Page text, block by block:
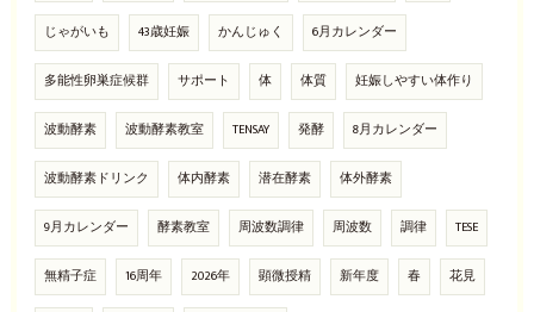
じゃがいも 43歳妊娠 かんじゅく 6月カレンダー
多能性卵巣症候群 サポート 体 体質 妊娠しやすい体作り
波動酵素 波動酵素教室 TENSAY 発酵 8月カレンダー
波動酵素ドリンク 体内酵素 潜在酵素 体外酵素
9月カレンダー 酵素教室 周波数調律 周波数 調律 TESE
無精子症 16周年 2026年 顕微授精 新年度 春 花見